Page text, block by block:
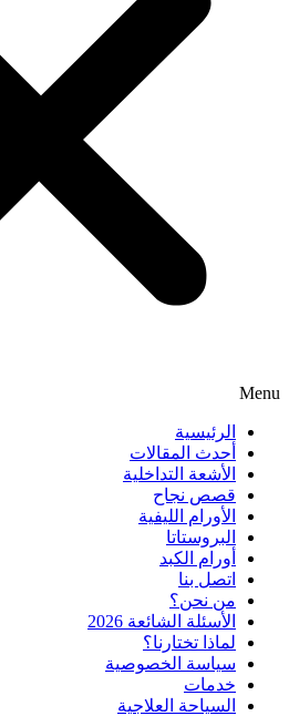
Menu
الرئيسية
أحدث المقالات
الأشعة التداخلية
قصص نجاح
الأورام الليفية
البروستاتا
أورام الكبد
اتصل بنا
من نحن؟
الأسئلة الشائعة 2026
لماذا تختارنا؟
سياسة الخصوصية
خدمات
السياحة العلاجية